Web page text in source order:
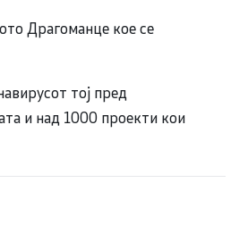
Драгоманце кое се
тој пред
и над 1000 проекти кои